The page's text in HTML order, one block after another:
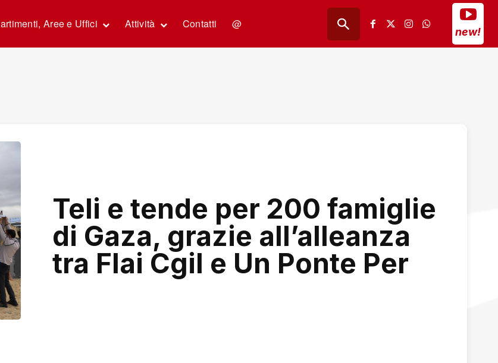
Aree e Uffici Attività Contatti @
new!
Teli e tende per 200 famiglie
di Gaza, grazie all’alleanza
tra Flai Cgil e Un Ponte Per